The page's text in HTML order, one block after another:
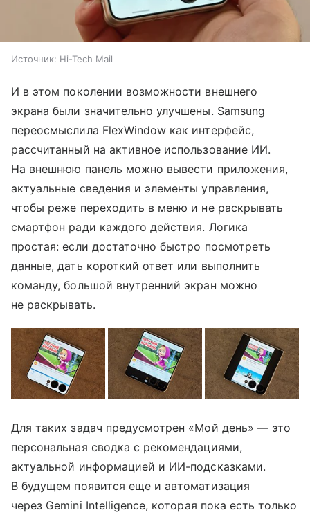
Источник: Hi-Tech Mail
И в этом поколении возможности внешнего
экрана были значительно улучшены. Samsung
переосмыслила FlexWindow как интерфейс,
рассчитанный на активное использование ИИ.
На внешнюю панель можно вывести приложения,
актуальные сведения и элементы управления,
чтобы реже переходить в меню и не раскрывать
смартфон ради каждого действия. Логика
простая: если достаточно быстро посмотреть
данные, дать короткий ответ или выполнить
команду, большой внутренний экран можно
не раскрывать.
Для таких задач предусмотрен «Мой день» — это
персональная сводка с рекомендациями,
актуальной информацией и ИИ-подсказками.
В будущем появится еще и автоматизация
через Gemini Intelligence, которая пока есть только